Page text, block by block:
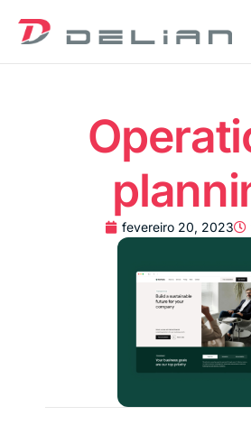
Home
fevereiro 20, 2023